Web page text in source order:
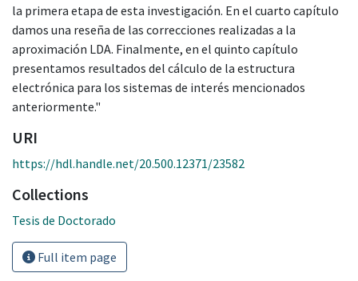
la primera etapa de esta investigación. En el cuarto capítulo
damos una reseña de las correcciones realizadas a la
aproximación LDA. Finalmente, en el quinto capítulo
presentamos resultados del cálculo de la estructura
electrónica para los sistemas de interés mencionados
anteriormente."
URI
https://hdl.handle.net/20.500.12371/23582
Collections
Tesis de Doctorado
Full item page